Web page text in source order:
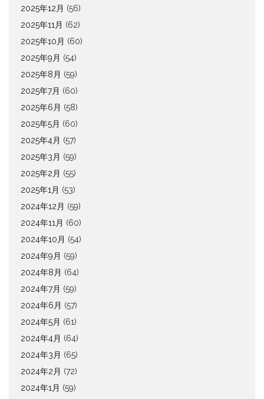
2025年12月 (56)
2025年11月 (62)
2025年10月 (60)
2025年9月 (54)
2025年8月 (59)
2025年7月 (60)
2025年6月 (58)
2025年5月 (60)
2025年4月 (57)
2025年3月 (59)
2025年2月 (55)
2025年1月 (53)
2024年12月 (59)
2024年11月 (60)
2024年10月 (54)
2024年9月 (59)
2024年8月 (64)
2024年7月 (59)
2024年6月 (57)
2024年5月 (61)
2024年4月 (64)
2024年3月 (65)
2024年2月 (72)
2024年1月 (59)